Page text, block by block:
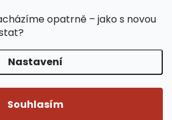
opatrně – jako s novou
Nastavení
Souhlasím
11:00 - 11:30
Premium/Webdesign mi-ma.cz
práva vyhrazena.Upravit nastavení
cookies